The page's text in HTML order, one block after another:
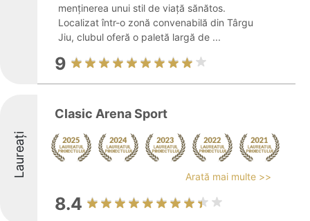
menținerea unui stil de viață sănătos.
Localizat într-o zonă convenabilă din Târgu
Jiu, clubul oferă o paletă largă de ...
9
Laureați
Clasic Arena Sport
Arată mai multe >>
8.4